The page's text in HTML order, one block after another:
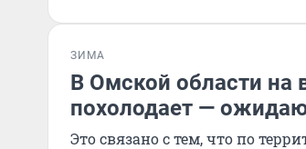
ЗИМА
В Омской области на
похолодает —
Это связано с тем, что по